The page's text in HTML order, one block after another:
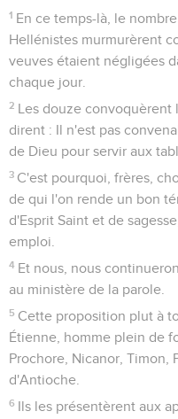
1 En ce temps-là, le
Hellénistes murmurèrent
veuves étaient négligées
chaque jour.
2 Les douze
dirent : Il n'est pas
de Dieu pour servir aux
3 C'est pourquoi, frères,
de qui l'on rende un bon
d'Esprit Saint et de
emploi.
4 Et nous, nous
au ministère de la parole.
5 Cette proposition plut à
Étienne, homme plein de
Prochore, Nicanor, Timon,
d'Antioche.
6 Ils les présentèrent aux